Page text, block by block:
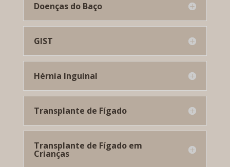
Doenças do Baço
GIST
Hérnia Inguinal
Transplante de Fígado
Transplante de Fígado em
Crianças